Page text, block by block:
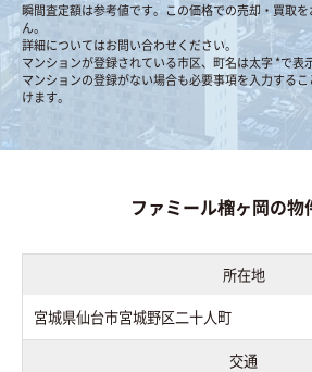
瞬間査定額は参考値です。この価格での売却・買取
ん。
詳細についてはお問い合わせください。
マンションが登録されている市区、町名は太字 *で表
マンションの登録がない場合も必要事項を入力する
けます。
ファミール榴ヶ岡の物
所在地
宮城県仙台市宮城野区二十人町
交通